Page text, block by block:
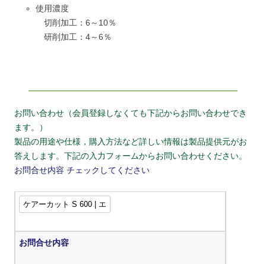
使用濃度
切削加工：6～10％
研削加工：4～6％
お問い合わせ（会員登録しなくても下記からお問い合わせでき
ます。）
製品の用途や仕様，購入方法など詳しい情報は製品提供元がお
答えします。下記の入力フォームからお問い合わせください。
お問合せ内容 チェックしてください
お問合せ内容